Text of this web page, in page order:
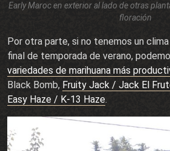
Early Maroc en exterior al lado de otras
floración
Por otra parte, si no tenemos un
final de temporada de verano,
variedades de marihuana más
Black Bomb, Fruity Jack / Jack El
Easy Haze / K-13 Haze.